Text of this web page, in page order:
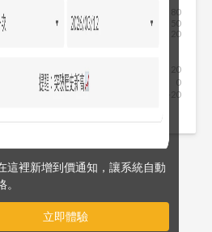
這裡新增到價通知，讓系統自動
立即體驗
20
50
80
-20
0
20